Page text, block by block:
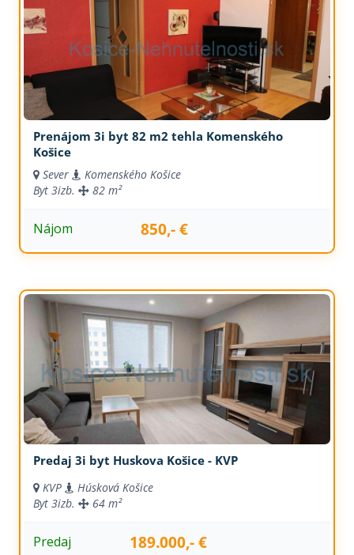
Prenájom 3i byt 82 m2 tehla Komenského
Košice
Sever
Komenského Košice
Byt 3izb. 82 m²
Nájom 850,- €
Predaj 3i byt Huskova Košice - KVP
KVP
Húsková Košice
Byt 3izb. 64 m²
Predaj 189.000,- €